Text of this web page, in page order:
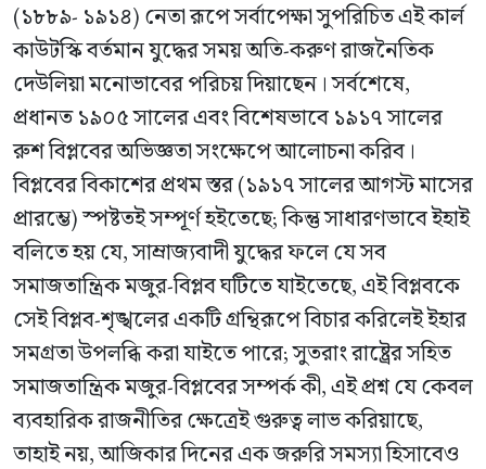
(১৮৮৯- ১৯১৪) নেতা রূপে সর্বাপেক্ষা সুপরিচিত এই কার্ল
কাউটস্কি বর্তমান যুদ্ধের সময় অতি-করুণ রাজনৈতিক
দেউলিয়া মনোভাবের পরিচয় দিয়াছেন। সর্বশেষে,
প্রধানত ১৯০৫ সালের এবং বিশেষভাবে ১৯১৭ সালের
রুশ বিপ্লবের অভিজ্ঞতা সংক্ষেপে আলোচনা করিব।
বিপ্লবের বিকাশের প্রথম স্তর (১৯১৭ সালের আগস্ট মাসের
প্রারম্ভে) স্পষ্টতই সম্পূর্ণ হইতেছে; কিন্তু সাধারণভাবে ইহাই
বলিতে হয় যে, সাম্রাজ্যবাদী যুদ্ধের ফলে যে সব
সমাজতান্ত্রিক মজুর-বিপ্লব ঘটিতে যাইতেছে, এই বিপ্লবকে
সেই বিপ্লব-শৃঙ্খলের একটি গ্রন্থিরূপে বিচার করিলেই ইহার
সমগ্রতা উপলব্ধি করা যাইতে পারে; সুতরাং রাষ্ট্রের সহিত
সমাজতান্ত্রিক মজুর-বিপ্লবের সম্পর্ক কী, এই প্রশ্ন যে কেবল
ব্যবহারিক রাজনীতির ক্ষেত্রেই গুরুত্ব লাভ করিয়াছে,
তাহাই নয়, আজিকার দিনের এক জরুরি সমস্যা হিসাবেও